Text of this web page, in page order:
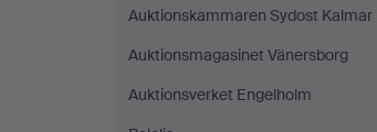
Auktionskammaren Sydost Kalmar
Auktionsmagasinet Vänersborg
Auktionsverket Engelholm